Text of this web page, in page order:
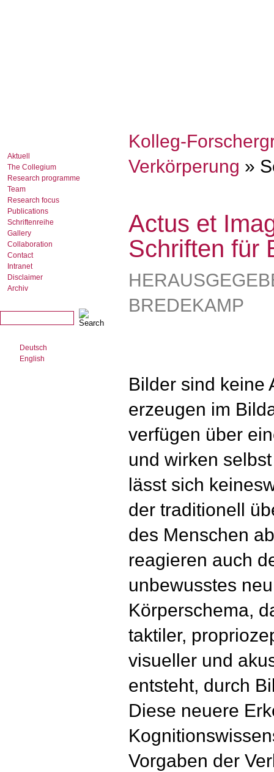
Aktuell
The Collegium
Research programme
Team
Research focus
Publications
Schriftenreihe
Gallery
Collaboration
Contact
Intranet
Disclaimer
Archiv
Deutsch
English
Kolleg-
Verkörperung »
Actus et
Schriften für
BREDEKAMP
Bilder sind keine
erzeugen im
verfügen über
und wirken
lässt sich
der traditionell
des Menschen
reagieren auch
unbewusstes
Körperschema,
taktiler,
visueller und
entsteht, durch
Diese neuere
Vorgaben der